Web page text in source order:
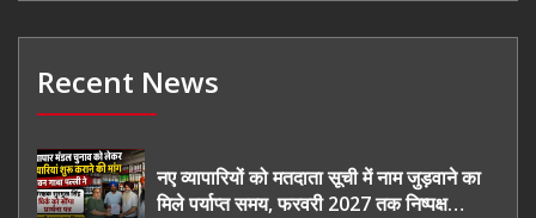
Recent News
नए व्यापारियों को मतदाता सूची में नाम जुड़वाने का
मिले पर्याप्त समय, फरवरी 2027 तक निष्पक्ष